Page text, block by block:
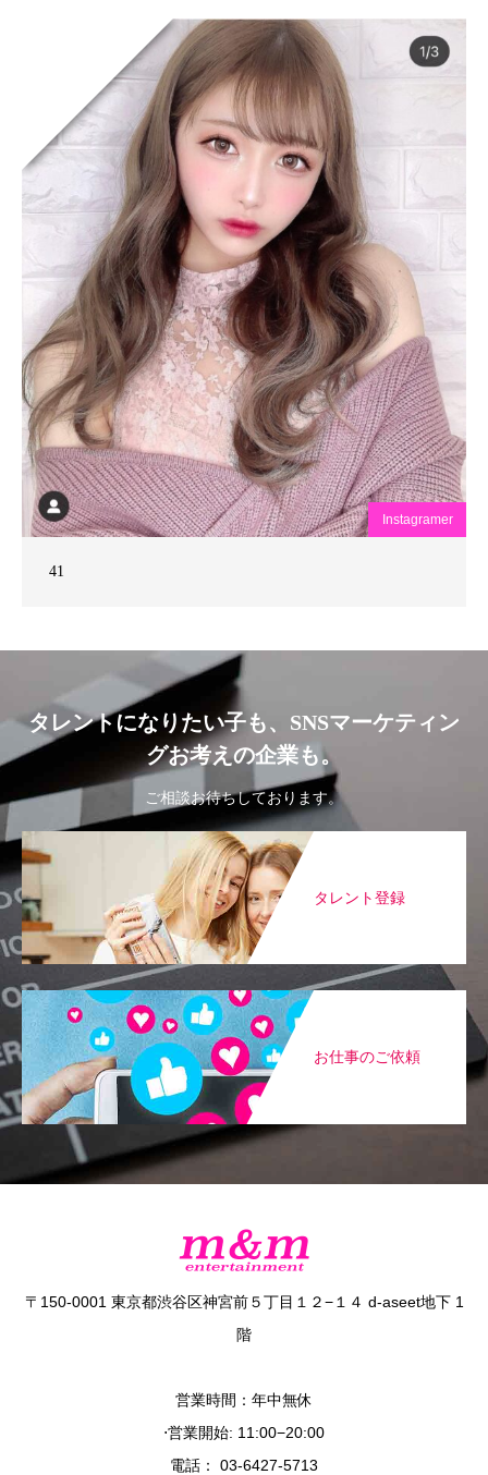
Instagramer
41
タレントになりたい子も、SNSマーケティン
グお考えの企業も。
ご相談お待ちしております。
タレント登録
お仕事のご依頼
〒150-0001 東京都渋谷区神宮前５丁目１２−１４ d-aseet地下 1
階
営業時間：年中無休
⋅営業開始: 11:00−20:00
電話： 03-6427-5713